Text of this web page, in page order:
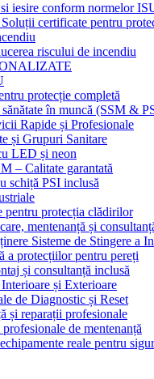
iesire conform normelor
certificate pentru
riscului de incendiu
protecție completă
în muncă (SSM &
Rapide și Profesionale
și Grupuri Sanitare
LED și neon
– Calitate garantată
schiță PSI inclusă
pentru protecția clădirilor
mentenanță și
Sisteme de Stingere a
a protecțiilor pentru pereți
și consultanță inclusă
și Exterioare
de Diagnostic și Reset
și reparații profesionale
de mentenanță
reale pentru